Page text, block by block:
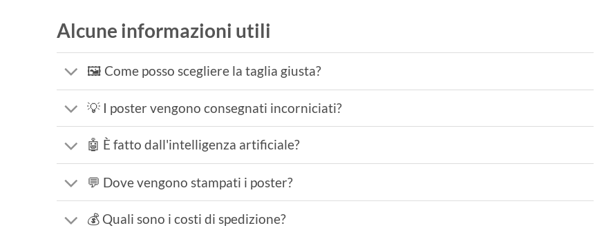
Alcune informazioni utili
🖼️ Come posso scegliere la taglia giusta?
💡 I poster vengono consegnati incorniciati?
🤖 È fatto dall'intelligenza artificiale?
💬 Dove vengono stampati i poster?
💰 Quali sono i costi di spedizione?